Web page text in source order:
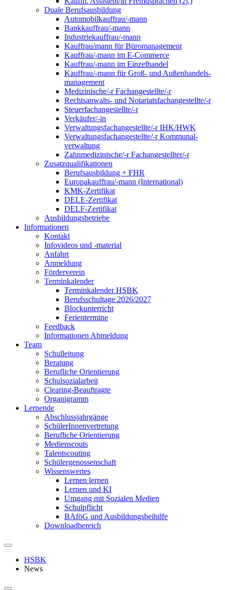
Duale Berufsausbildung
Automobilkauffrau/-mann
Bankkauffrau/-mann
Industriekauffrau/-mann
Kauffrau/mann für Büromanagement
Kauffrau/-mann im E-Commerce
Kauffrau/-mann im Einzelhandel
Kauffrau/-mann für Groß- und Außen­handels­
manage­ment
Medizinische/-r Fachangestellte/-r
Rechtsanwalts- und Notariatsfachangestellte/-r
Steuerfachangestellte/-r
Verkäufer/-in
Verwaltungs­fach­angestellte/-r IHK/HWK
Verwaltungsfach­angestellte/-r Kommunal­
verwaltung
Zahnmedizinische/-r Fachangestellter/-r
Zusatzqualifikationen
Berufsausbildung + FHR
Europakauffrau/-mann (International)
KMK-Zertifikat
DELE-Zertifikat
DELF-Zertifikat
Ausbildungsbetriebe
Informationen
Kontakt
Infovideos und -material
Anfahrt
Anmeldung
Förderverein
Terminkalender
Terminkalender HSBK
Berufsschultage 2026/2027
Blockunterricht
Ferientermine
Feedback
Informationen Abmeldung
Team
Schulleitung
Beratung
Berufliche Orientierung
Schulsozialarbeit
Clearing-Beauftragte
Organigramm
Lernende
Abschlussjahrgänge
SchülerInnenvertretung
Berufliche Orientierung
Medienscouts
Talentscouting
Schüler­genossen­schaft
Wissenswertes
Lernen lernen
Lernen und KI
Umgang mit Sozialen Medien
Schulpflicht
BAföG und Ausbildungsbeihilfe
Downloadbereich
HSBK
News